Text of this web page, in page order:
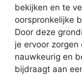
bekijken en te
oorspronkelijke
Door deze
je ervoor
nauwkeurig en
bijdraagt aan